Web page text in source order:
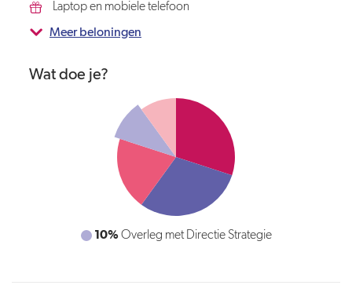
Laptop en mobiele telefoon
Meer beloningen
Wat doe je?
10% Overleg met Directie Strategie
Nadenken over en experimenteren met innovaties